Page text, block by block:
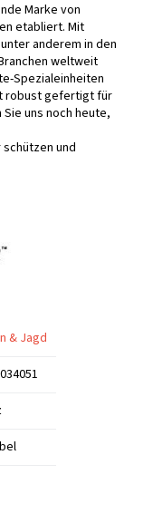
Marke von
etabliert. Mit
anderem in den
weltweit
Spezialeinheiten
robust gefertigt für
uns noch heute,
und
& Jagd